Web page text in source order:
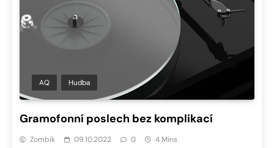
AQ Hudba
Gramofonní poslech bez komplikací
Zombik 09.10.2022 0 4 Mins